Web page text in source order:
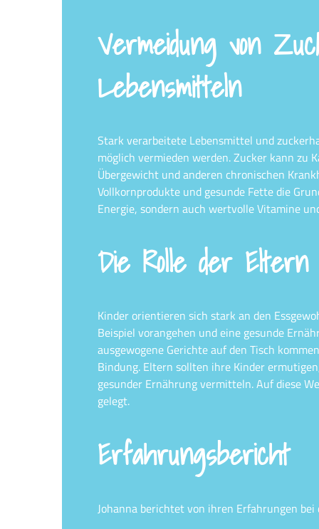
Vermeidung von
Lebensmitteln
Stark verarbeitete Lebensmittel und
möglich vermieden werden. Zucker kann
Übergewicht und anderen chronischen
Vollkornprodukte und gesunde Fette die
Energie, sondern auch wertvolle Vitamine
Die Rolle der
Kinder orientieren sich stark an den
Beispiel vorangehen und eine gesunde
ausgewogene Gerichte auf den Tisch
Bindung. Eltern sollten ihre Kinder
gesunder Ernährung vermitteln. Auf diese
gelegt.
Erfahrungsbericht
Johanna berichtet von ihren Erfahrungen